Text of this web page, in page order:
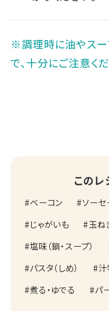
※調理時に油やスー
で、十分にご注意くだ
このレ
ベーコン ソー
じゃがいも
玉ね
塩味（鍋・スープ）
パスタ（しめ）
汁
煮る・ゆでる
パ